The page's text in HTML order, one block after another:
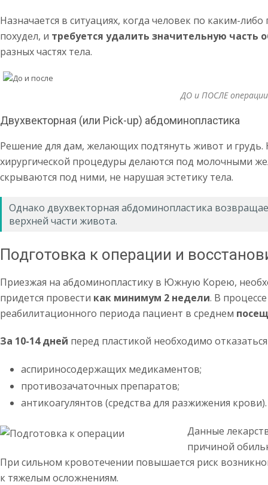
Назначается в ситуациях, когда человек по каким-
похудел, и требуется удалить значительную часть
разных частях тела.
ДО и ПОСЛЕ операции
Двухвекторная (или Pick-up) абдоминопластика
Решение для дам, желающих подтянуть живот и грудь.
хирургической процедуры делаются под молочными
скрываются под ними, не нарушая эстетику тела.
Однако двухвекторная абдоминопластика
верхней части живота.
Подготовка к операции и
Приезжая на абдоминопластику в Южную Корею,
придется провести как минимум 2 недели. В
реабилитационного периода пациент в среднем
За 10-14 дней перед пластикой необходимо
аспириносодержащих медикаментов;
противозачаточных препаратов;
антикоагулянтов (средства для разжижения крови).
Данные
причиной
При сильном кровотечении повышается риск
к тяжелым осложнениям.